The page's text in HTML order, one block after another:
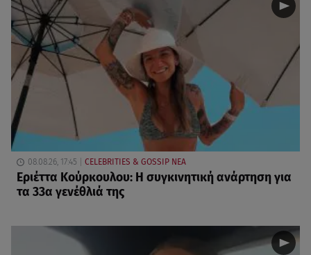
08.08.26, 17:45 CELEBRITIES & GOSSIP ΝΕΑ
Εριέττα Κούρκουλου: Η συγκινητική ανάρτηση για
τα 33α γενέθλιά της